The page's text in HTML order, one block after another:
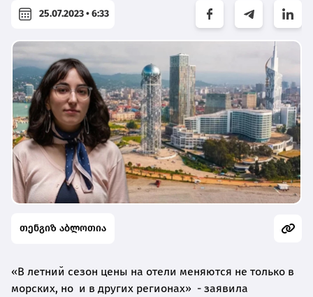
25.07.2023 • 6:33
თენგიზ აბლოთია
«В летний сезон цены на отели меняются не только в
морских, но и в других регионах» - заявила